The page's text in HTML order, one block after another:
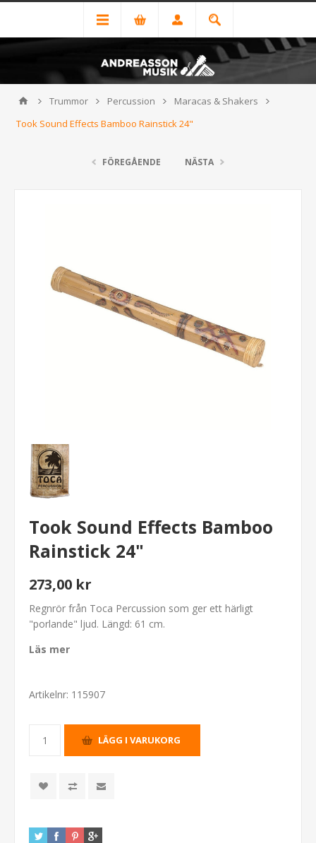
Trummor Percussion
Maracas & Shakers
Took Sound Effects Bamboo Rainstick 24"
FÖREGÅENDE NÄSTA
Took Sound Effects Bamboo
Rainstick 24"
273,00 kr
Regnrör från Toca Percussion som ger ett härligt
"porlande" ljud. Längd: 61 cm.
Läs mer
Artikelnr: 115907